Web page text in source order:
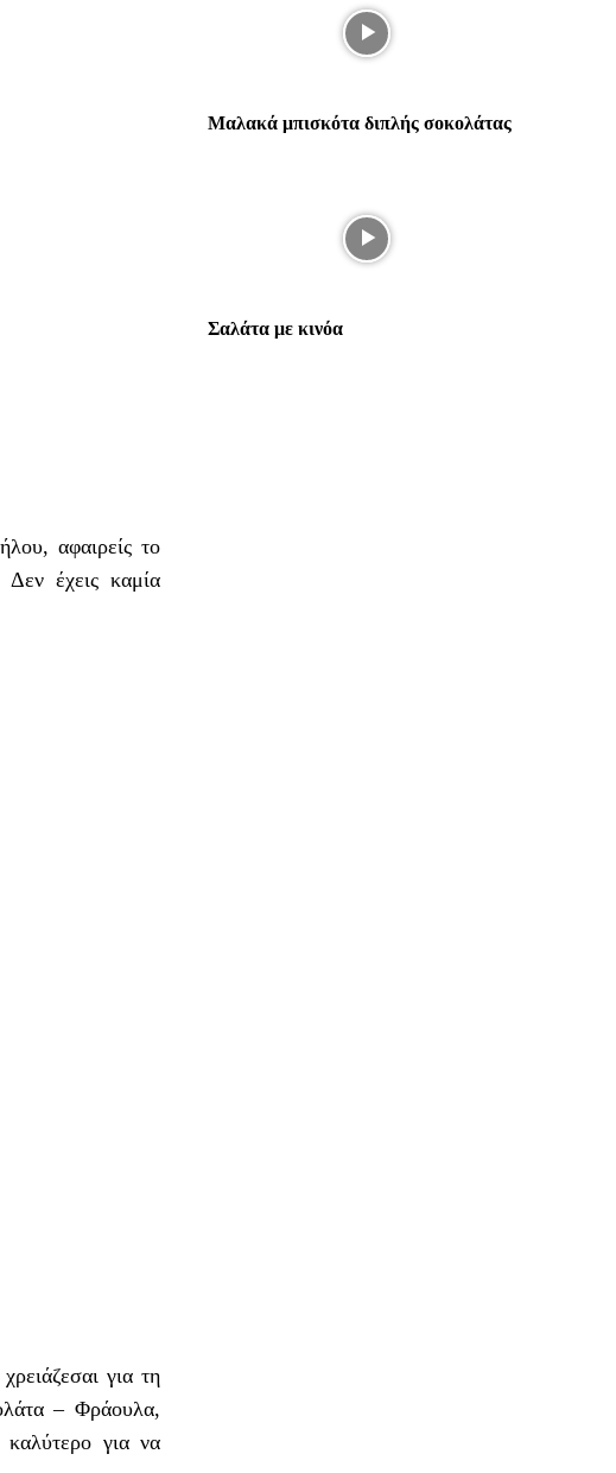
αφαιρείς το
έχεις καμία
για τη
– Φράουλα,
για να
Μαλακά μπισκότα διπλής σοκολάτας
Σαλάτα με κινόα